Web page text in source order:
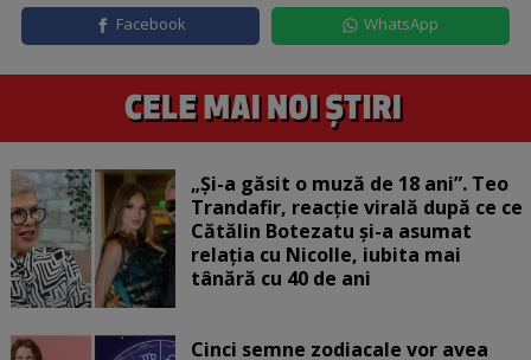
Facebook WhatsApp
„Și-a găsit o muză de 18 ani”. Teo
Trandafir, reacție virală după ce ce
Cătălin Botezatu și-a asumat
relația cu Nicolle, iubita mai
tânără cu 40 de ani
Cinci semne zodiacale vor avea